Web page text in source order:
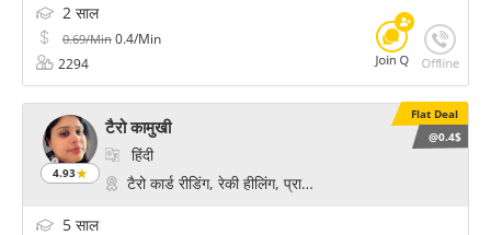
2 साल
0.69/Min 0.4/Min
2294
Flat Deal
@0.4$
4.93
टैरो कामुखी
हिंदी
टैरो कार्ड रीडिंग, रेकी हीलिंग, प्राणिक हीलिंग, चक्र हीलिंग
5 साल